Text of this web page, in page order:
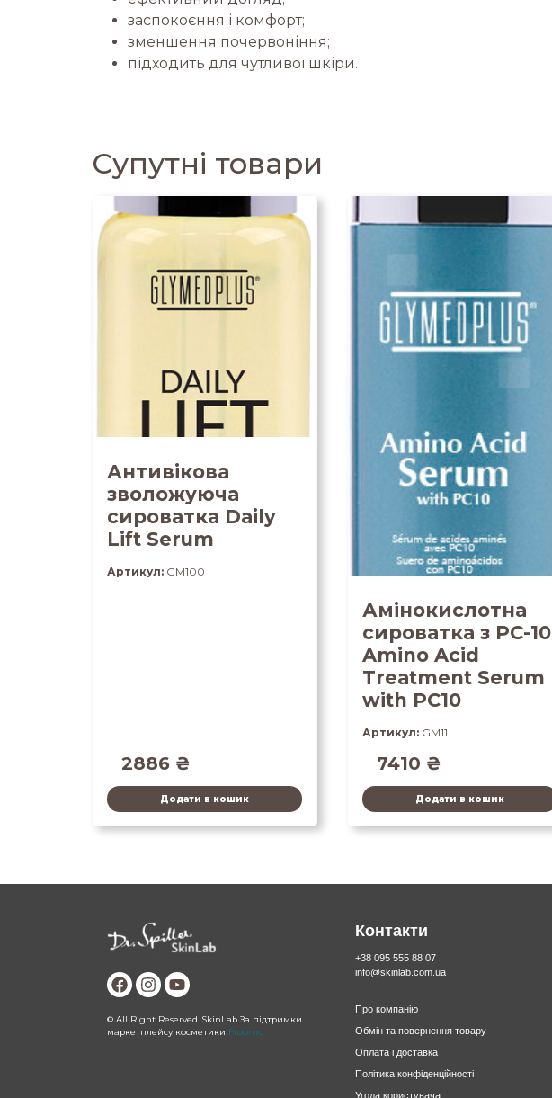
заспокоєння і комфорт;
зменшення почервоніння;
підходить для чутливої шкіри.
Супутні товари
Антивікова
зволожуюча
сироватка Daily
Lift Serum
Артикул: GM100
2886 ₴
Додати в кошик
Амінокислотна
сироватка з PC-10
Amino Acid
Treatment Serum
with PC10
Артикул:GM11
7410 ₴
Додати в кошик
© All Right Reserved. SkinLab За підтримки
маркетплейсу косметики Froomo
Контакти
+38 095 555 88 07
info@skinlab.com.ua
Про компанію
Обмін та повернення товару
Оплата і доставка
Політика конфіденційності
Угода користувача